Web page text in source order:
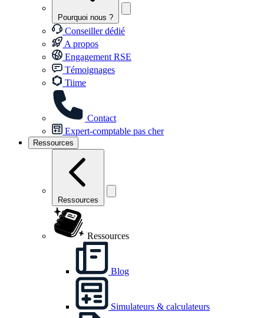
Pourquoi nous ?
Conseiller dédié
A propos
Engagement RSE
Témoignages
Tiime
Contact
Expert-comptable pas cher
Ressources
Ressources
Ressources
Blog
Simulateurs & calculateurs